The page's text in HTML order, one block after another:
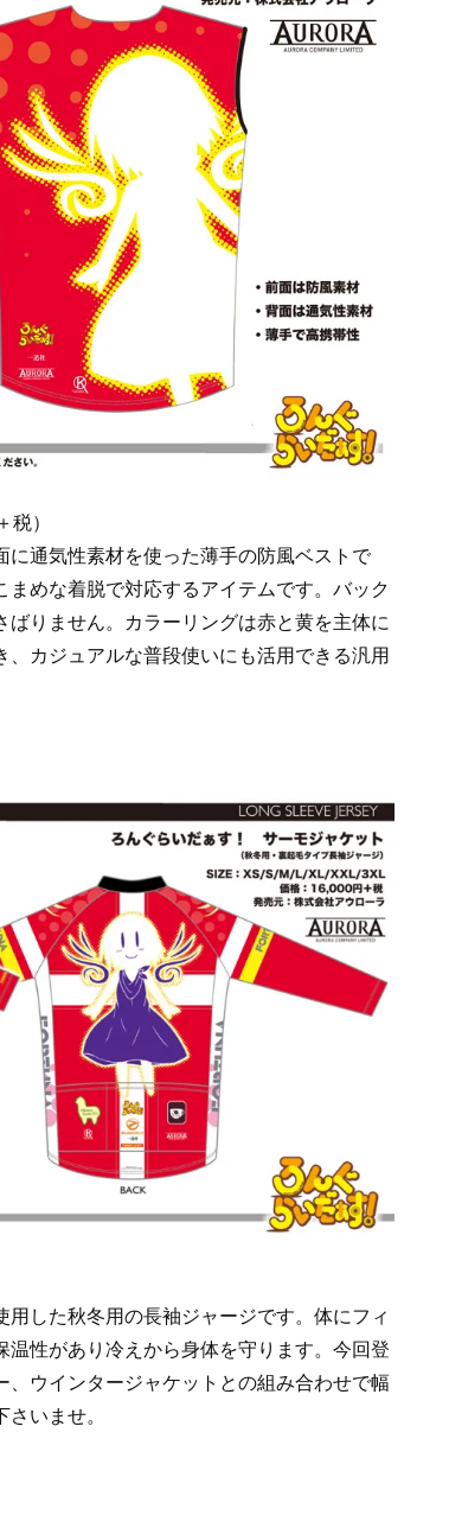
税）
通気性素材を使った薄手の防風ベストで
めな着脱で対応するアイテムです。バック
りません。カラーリングは赤と黄を主体に
カジュアルな普段使いにも活用できる汎用
した秋冬用の長袖ジャージです。体にフィ
性があり冷えから身体を守ります。今回登
ウインタージャケットとの組み合わせで幅
いませ。